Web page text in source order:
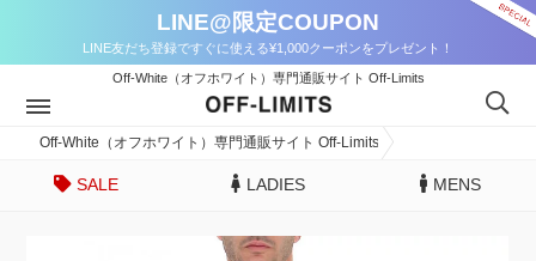
LINE@限定COUPON
LINE友だち登録ですぐに使える¥1,000クーポンをプレゼント！
Off-White（オフホワイト）専門通販サイト Off-Limits
Off-White（オフホワイト）専門通販サイト Off-Limits
SALE LADIES MENS